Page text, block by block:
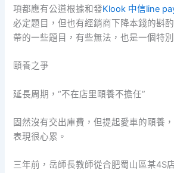
項都應有公道根據和發Klook 中信line
必定題目，但也有經銷商下降本錢的斟
帶的一些題目，有些無法，也是一個特
頤養之爭
延長周期，“不在店里頤養不擔任”
固然沒有交出庫費，但提起愛車的頤養
表現很心累。
三年前，岳師長教師從合肥蜀山區某4S